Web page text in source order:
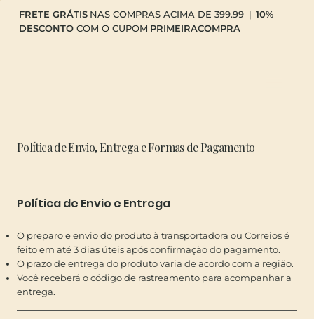
FRETE GRÁTIS NAS COMPRAS ACIMA DE 399.99 |10%
DESCONTOCOM O CUPOM PRIMEIRACOMPRA
Política de Envio, Entrega e Formas de Pagamento
Política de Envio e Entrega
O preparo e envio do produto à transportadora ou Correios é
feito em até 3 dias úteis após confirmação do pagamento.
O prazo de entrega do produto varia de acordo com a região.
Você receberá o código de rastreamento para acompanhar a
entrega.